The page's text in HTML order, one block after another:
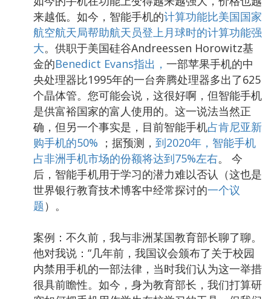
来越低。如今，智能手机的计算功能比美国国家
航空航天局帮助航天员登上月球时的计算功能强
大。供职于美国硅谷Andreessen Horowitz基
金的Benedict Evans指出， 一部苹果手机的中
央处理器比1995年的一台奔腾处理器多出了625
个晶体管。您可能会说，这很好啊，但智能手机
是供富裕国家的富人使用的。这一说法当然正
确，但另一个事实是，目前智能手机占肯尼亚新
购手机的50% ；据预测， 到2020年，智能手机
占非洲手机市场的份额将达到75%左右。 今
后，智能手机用于学习的潜力难以否认（这也是
世界银行教育技术博客中经常探讨的一个议
题）。
案例：不久前，我与非洲某国教育部长聊了聊。
他对我说：“几年前，我国议会颁布了关于校园
内禁用手机的一部法律，当时我们认为这一举措
很具前瞻性。如今，身为教育部长，我们打算研